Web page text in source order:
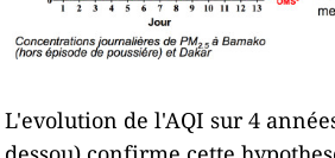
L'evolution de l'AQI sur 4